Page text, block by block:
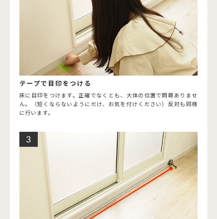
テープで目印をつける
床に目印をつけます。正確でなくとも、大体の位置で問題ありませ
ん。（短くならないようにだけ、お気を付けください）反対も同様
に行います。